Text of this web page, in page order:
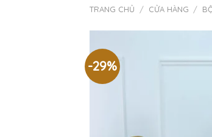
TRANG CHỦ / CỬA HÀNG /
-29%